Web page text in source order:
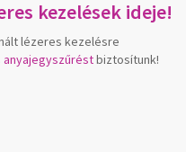
kezelések ideje!
lézeres kezelésre
anyajegyszűréstbiztosítunk!